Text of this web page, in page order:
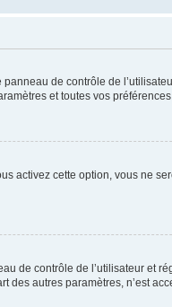
de contrôle de
et toutes vos préférences.
activez cette option, vous ne
de contrôle de l’utilisateur et
autres paramètres, n’est